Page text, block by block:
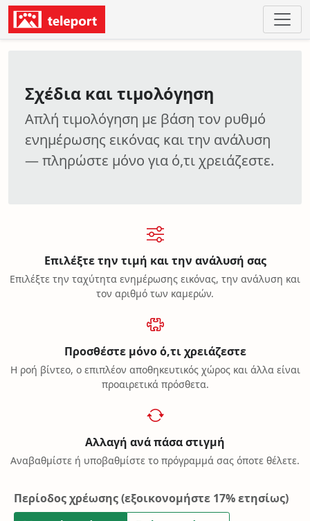
Σχέδια και τιμολόγηση
Απλή τιμολόγηση με βάση τον ρυθμό
ενημέρωσης εικόνας και την ανάλυση
— πληρώστε μόνο για ό,τι χρειάζεστε.
Επιλέξτε την τιμή και την ανάλυσή σας
Επιλέξτε την ταχύτητα ενημέρωσης εικόνας, την ανάλυση και
τον αριθμό των καμερών.
Προσθέστε μόνο ό,τι χρειάζεστε
Η ροή βίντεο, ο επιπλέον αποθηκευτικός χώρος και άλλα είναι
προαιρετικά πρόσθετα.
Αλλαγή ανά πάσα στιγμή
Αναβαθμίστε ή υποβαθμίστε το πρόγραμμά σας όποτε θέλετε.
Περίοδος χρέωσης(εξοικονομήστε 17% ετησίως)